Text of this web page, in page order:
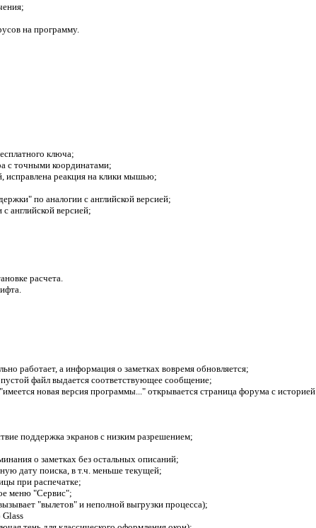
на программу.
ключа;
с точными координатами;
исправлена реакция на клики мышью;
по аналогии с английской версией;
английской версией;
расчета.
работает, а информация о заметках вовремя обновляется;
файл выдается соответствующее сообщение;
новая версия программы..." открывается страница форума с историей
поддержка экранов с низким разрешением;
о заметках без остальных описаний;
дату поиска, в т.ч. меньше текущей;
при распечатке;
меню "Сервис";
"вылетов" и неполной выгрузки процесса);
Glass